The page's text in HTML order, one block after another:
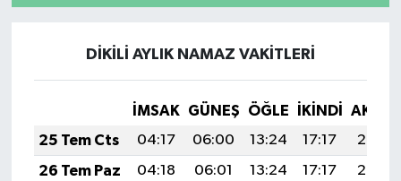
DİKİLİ AYLIK NAMAZ VAKITLERI
İMSAK GÜNEŞ ÖĞLE İKINDI
25 Tem Cts
04:17 06:00 13:24 17:17
20:38
26 Tem Paz
04:18 06:01 13:24 17:17
20:38